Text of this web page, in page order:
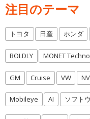
注目のテーマ
トヨタ 日産 ホンダ
BOLDLY MONET
GM Cruise VW
Mobileye AI ソフト